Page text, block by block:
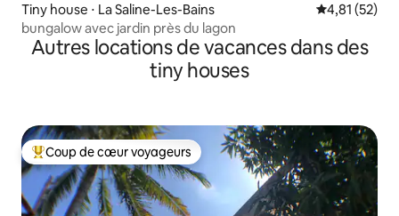
Tiny house ⋅ La Saline-Les-Bains Évaluation
4,81 (52)
bungalow avec jardin près du lagon
Autres locations de vacances dans des
tiny houses
Coups de cœur voyageurs les plus appréciés
Coup de cœur voyageurs